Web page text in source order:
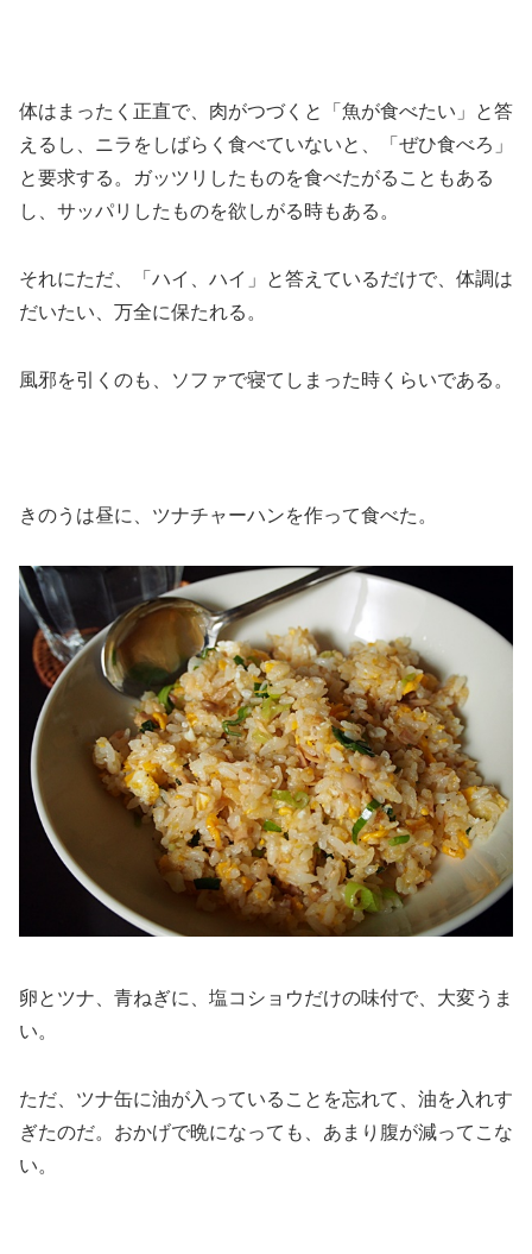
体はまったく正直で、肉がつづくと「魚が食べたい」と答
えるし、ニラをしばらく食べていないと、「ぜひ食べろ」
と要求する。ガッツリしたものを食べたがることもある
し、サッパリしたものを欲しがる時もある。
それにただ、「ハイ、ハイ」と答えているだけで、体調は
だいたい、万全に保たれる。
風邪を引くのも、ソファで寝てしまった時くらいである。
きのうは昼に、ツナチャーハンを作って食べた。
卵とツナ、青ねぎに、塩コショウだけの味付で、大変うま
い。
ただ、ツナ缶に油が入っていることを忘れて、油を入れす
ぎたのだ。おかげで晩になっても、あまり腹が減ってこな
い。